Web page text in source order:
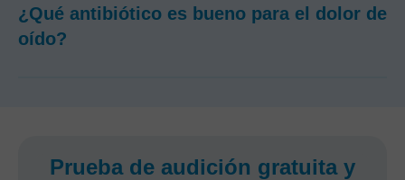
¿Qué antibiótico es bueno para el dolor de
oído?
Prueba de audición gratuita y